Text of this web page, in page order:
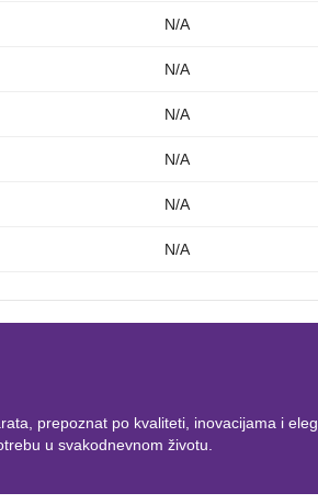
N/A
N/A
N/A
N/A
N/A
N/A
prepoznat po kvaliteti, inovacijama i
u svakodnevnom životu.